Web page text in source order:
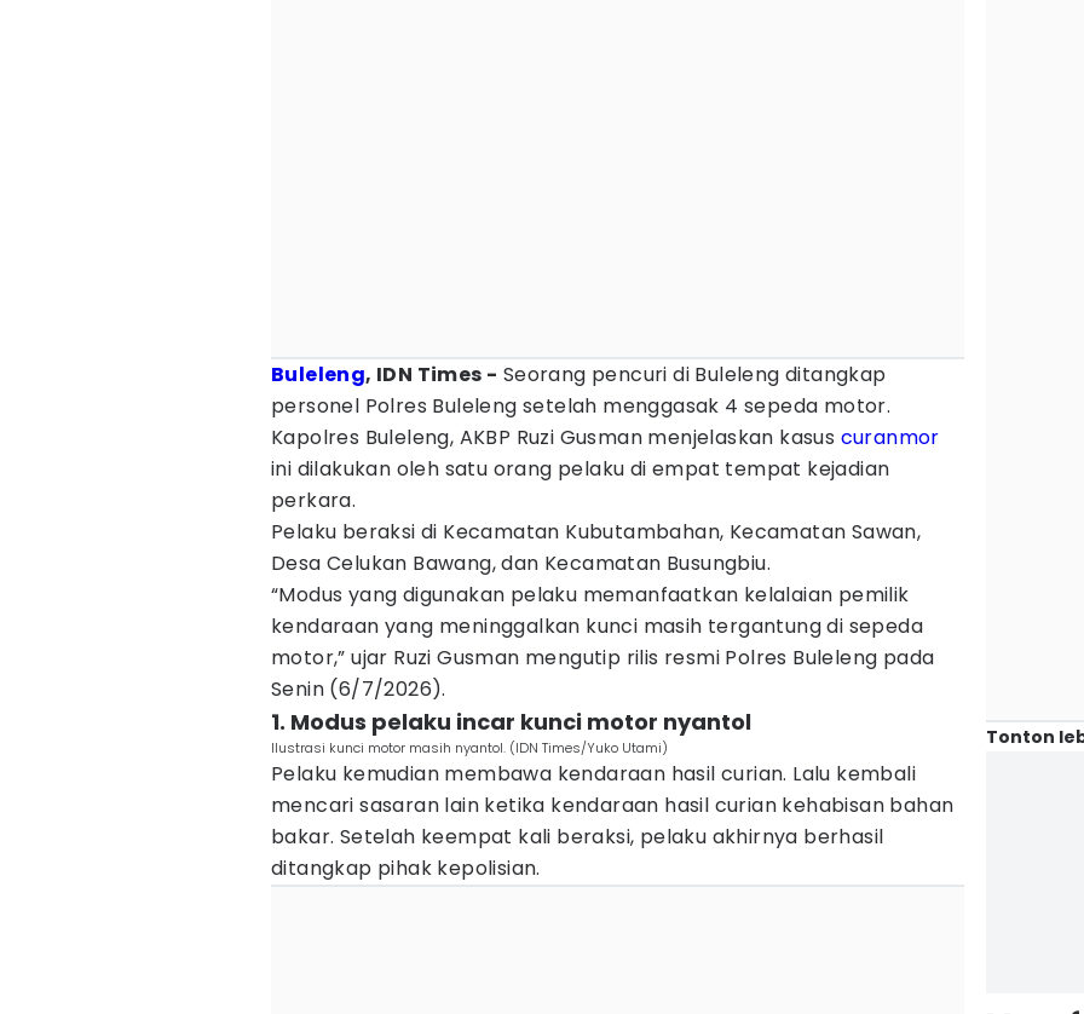
Buleleng, IDN Times - Seorang pencuri di Buleleng ditangkap
personel Polres Buleleng setelah menggasak 4 sepeda motor.
Kapolres Buleleng, AKBP Ruzi Gusman menjelaskan kasus curanmor
ini dilakukan oleh satu orang pelaku di empat tempat kejadian
perkara.
Pelaku beraksi di Kecamatan Kubutambahan, Kecamatan Sawan,
Desa Celukan Bawang, dan Kecamatan Busungbiu.
“Modus yang digunakan pelaku memanfaatkan kelalaian pemilik
kendaraan yang meninggalkan kunci masih tergantung di sepeda
motor,” ujar Ruzi Gusman mengutip rilis resmi Polres Buleleng pada
Senin (6/7/2026).
1. Modus pelaku incar kunci motor nyantol
Ilustrasi kunci motor masih nyantol. (IDN Times/Yuko Utami)
Pelaku kemudian membawa kendaraan hasil curian. Lalu kembali
mencari sasaran lain ketika kendaraan hasil curian kehabisan bahan
bakar. Setelah keempat kali beraksi, pelaku akhirnya berhasil
ditangkap pihak kepolisian.
Tonton